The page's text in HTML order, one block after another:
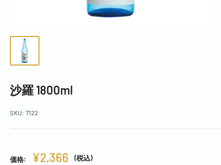
沙羅 1800ml
SKU: 7122
価格: ¥2,366 (税込)